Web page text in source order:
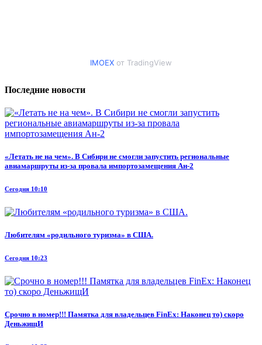
IMOEX от TradingView
Последние новости
«Летать не на чем». В Сибири не смогли запустить региональные
авиамаршруты из-за провала импортозамещения Ан-2
Сегодня 10:10
Любителям «родильного туризма» в США.
Сегодня 10:23
Срочно в номер!!! Памятка для владельцев FinEx: Наконец то) скоро
ДеньжищИ